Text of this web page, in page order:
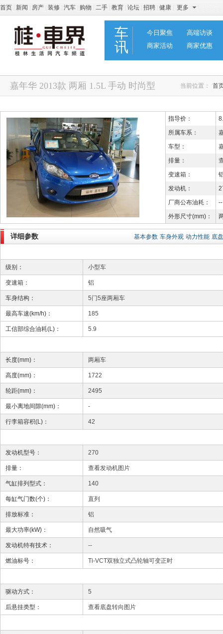
首页 新闻 房产 装修 汽车 购物 二手 教育 论坛 招聘 健康 更多
车
讯
今日聚焦
高端访谈
商家活动
商家优惠
嘉年华 2013款 两厢 1.5L 手动 时尚型 当前位置： 首
指导价：
所属车系：
车型：
排量：
变速箱：
发动机：
厂商公布油耗：
--
外形尺寸(mm)：
基本参数 车身外观 动力性能 底
详细参数
级别： 小型车
变速箱： 铝
车身结构： 5门5座两厢车
最高车速(km/h)： 185
工信部综合油耗(L)： 5.9
长度(mm)： 两厢车
高度(mm)： 1722
轮距(mm)： 2495
最小离地间隙(mm)： -
行李箱容积(L)： 42
发动机型号： 270
排量： 查看发动机图片
气缸排列型式： 140
每缸气门数(个)： 直列
排放标准： 铝
最大功率(kW)： 自然吸气
发动机特有技术： --
燃油标号： Ti-VCT双独立式凸轮轴可变正时
驱动方式： 5
后悬挂类型： 查看底盘转向图片